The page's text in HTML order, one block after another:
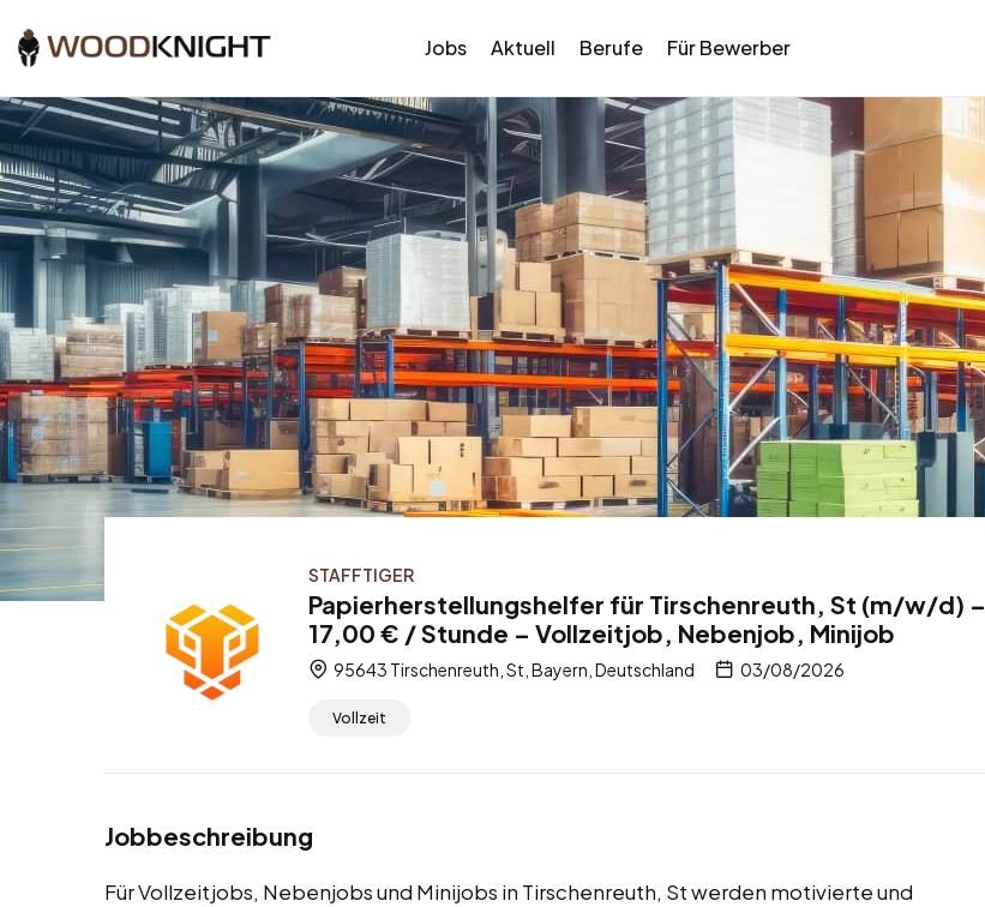
Jobs Aktuell Berufe Für Bewerber
STAFFTIGER
Papierherstellungshelfer für Tirschenreuth, St (m/w/d) –
17,00 € / Stunde – Vollzeitjob, Nebenjob, Minijob
95643 Tirschenreuth, St, Bayern, Deutschland 03/08/2026
Vollzeit
Jobbeschreibung
Für Vollzeitjobs, Nebenjobs und Minijobs in Tirschenreuth, St werden motivierte und